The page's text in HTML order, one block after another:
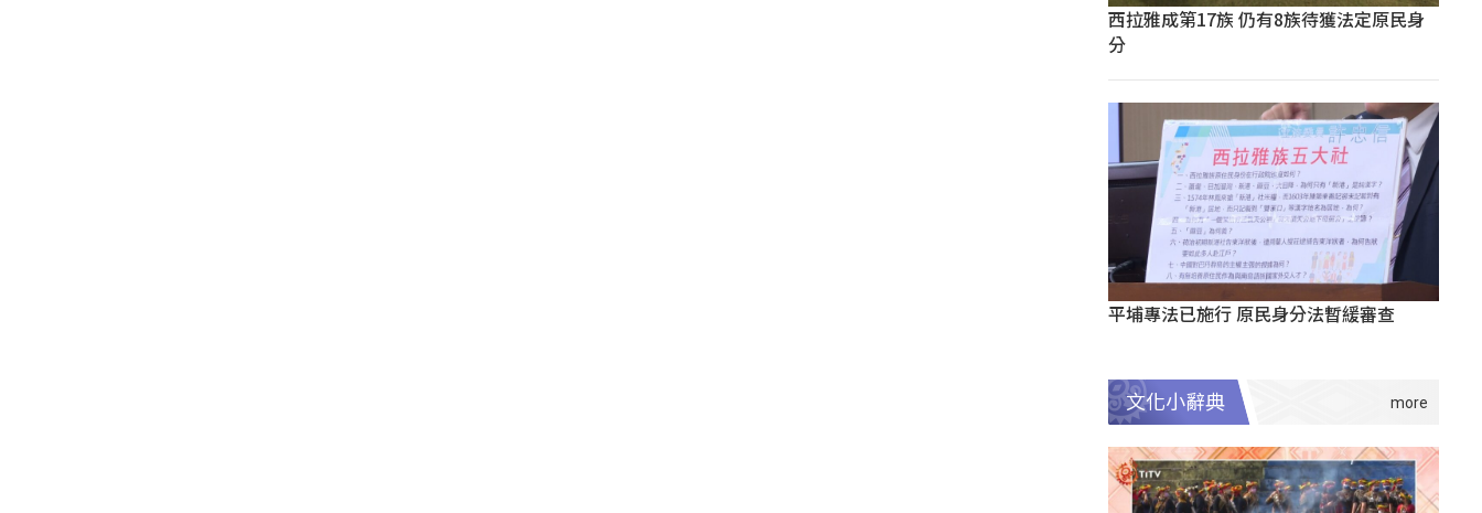
西拉雅成第17族 仍有8族待獲法定原民身
分
平埔專法已施行 原民身分法暫緩審查
文化小辭典